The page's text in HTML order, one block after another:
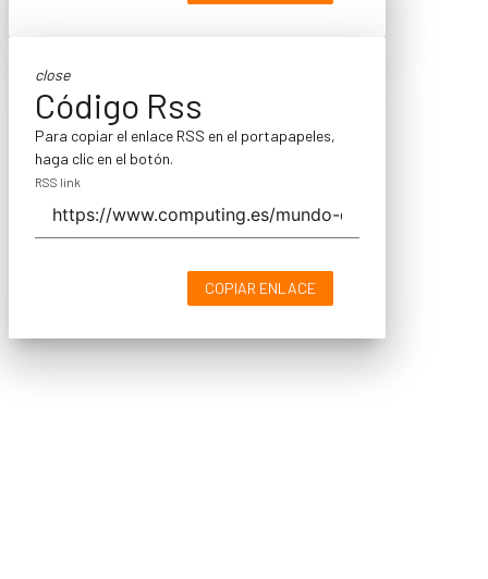
close
Código Rss
Para copiar el enlace RSS en el portapapeles,
haga clic en el botón.
RSS link
COPIAR ENLACE